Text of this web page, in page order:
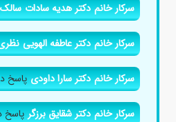
سرکار خانم دکتر هدیه سادات
سرکار خانم دکتر عاطفه الهویی
سرکار خانم دکتر سارا داودیپاسخ
سرکار خانم دکتر شقایق برزگرپاسخ